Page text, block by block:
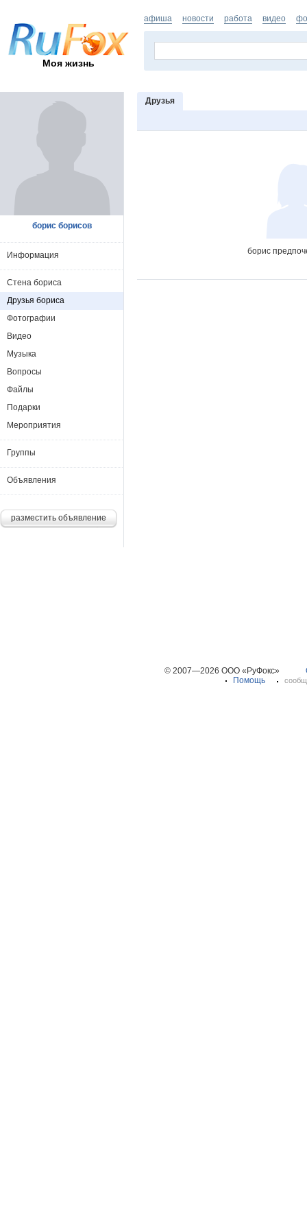
Моя жизнь
афиша новости работа видео
Друзья
борис
борис борисов
Информация
Стена бориса
Друзья бориса
Фотографии
Видео
Музыка
Вопросы
Файлы
Подарки
Мероприятия
Группы
Объявления
разместить объявление
© 2007—2026 ООО «РуФокс»
Помощь